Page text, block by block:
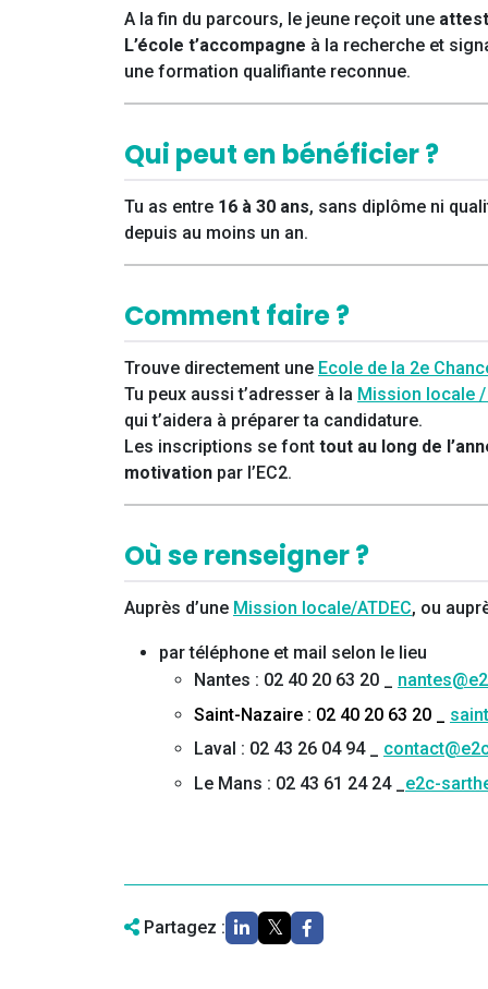
A la fin du parcours, le jeune reçoit une
L’école t’accompagne à la recherche et
une formation qualifiante reconnue.
Qui peut en bénéficier ?
Tu as entre 16 à 30 ans, sans diplôme ni
depuis au moins un an.
Comment faire ?
Trouve directement une Ecole de la 2e
Tu peux aussi t’adresser à la Mission locale /
qui t’aidera à préparer ta candidature.
Les inscriptions se font tout au long de
motivation par l’EC2.
Où se renseigner ?
Auprès d’une Mission locale/ATDEC, ou
par téléphone et mail selon le lieu
Nantes : 02 40 20 63 20 _
Saint-Nazaire : 02 40 20 63 20 _
Laval : 02 43 26 04 94 _
Le Mans : 02 43 61 24 24 _ e2c-
Partagez :